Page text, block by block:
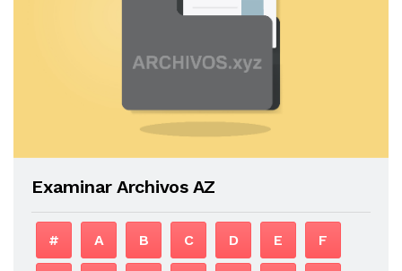
Examinar Archivos AZ
# A B C D E F